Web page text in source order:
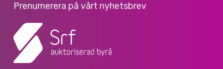
Prenumerera på vårt nyhetsbrev